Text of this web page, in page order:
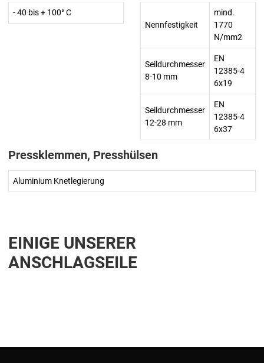
- 40 bis + 100° C
Nennfestigkeit
mind.
1770
N/mm2
Seildurchmesser
8-10 mm
EN
12385-4
6x19
Seildurchmesser
12-28 mm
EN
12385-4
6x37
Pressklemmen, Presshülsen
Aluminium Knetlegierung
EINIGE UNSERER
ANSCHLAGSEILE